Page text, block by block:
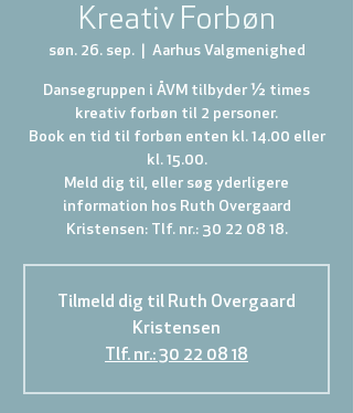
Kreativ Forbøn
søn. 26. sep.
  |
Aarhus Valgmenighed
Dansegruppen i ÅVM tilbyder ½ times
kreativ forbøn til 2 personer.
Book en tid til forbøn enten kl. 14.00 eller
kl. 15.00.
Meld dig til, eller søg yderligere
information hos Ruth Overgaard
Kristensen: Tlf. nr.: 30 22 08 18.
Tilmeld dig til Ruth Overgaard
Kristensen
Tlf. nr.: 30 22 08 18